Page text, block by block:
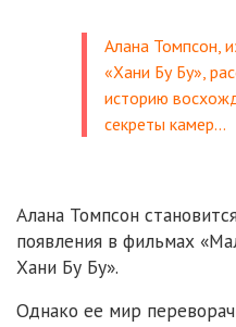
Алана Томпсон,
«Хани Бу Бу»,
историю
секреты камер…
Алана Томпсон
появления в фильмах
Хани Бу Бу».
Однако ее мир